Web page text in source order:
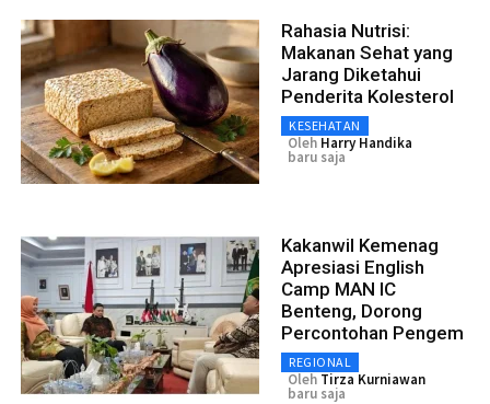
Rahasia Nutrisi:
Makanan Sehat yang
Jarang Diketahui
Penderita Kolesterol
KESEHATAN
Oleh Harry Handika
baru saja
Kakanwil Kemenag
Apresiasi English
Camp MAN IC
Benteng, Dorong
Percontohan Pengem
REGIONAL
Oleh Tirza Kurniawan
baru saja